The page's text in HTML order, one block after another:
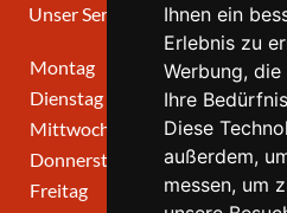
Ihnen ein
Erlebnis zu
Werbung, die
Ihre
Diese
außerdem,
messen, um
Unser Service-Center ist zu
Montag
10:00 Uhr
Dienstag
10:00
Mittwoch
10:00 Uhr
Donnerstag
10:00 Uhr
Freitag